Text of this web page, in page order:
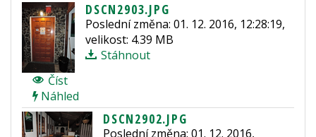
DSCN2903.JPG
Poslední změna: 01. 12. 2016, 12:28:19,
velikost: 4.39 MB
Stáhnout
Číst
Náhled
DSCN2902.JPG
Poslední změna: 01. 12. 2016,